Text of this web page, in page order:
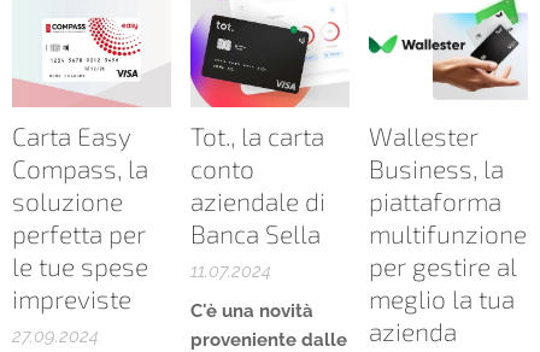
Carta Easy
Compass, la
soluzione
perfetta per
le tue spese
impreviste
27.09.2024
Tot., la carta
conto
aziendale di
Banca Sella
11.07.2024
C'è una novità
proveniente dalle
Wallester
Business, la
piattaforma
multifunzione
per gestire al
meglio la tua
azienda